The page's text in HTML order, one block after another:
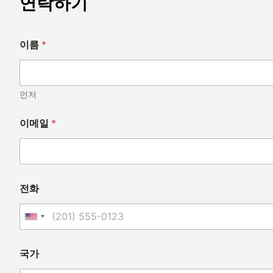
이름 *
먼저
료
용
전
화
이메일 *
전화
United States +1
국가